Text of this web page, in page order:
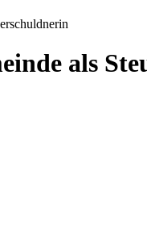
als